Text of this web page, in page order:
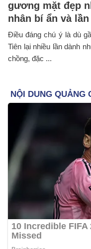
gương mặt đẹp
nhân bí ẩn và
Điều đáng chú ý là dù
Tiên lại nhiều lần dành
chồng, đặc ...